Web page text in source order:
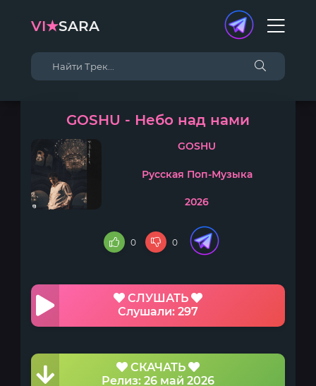
VI★SARA
GOSHU - Небо над нами
GOSHU
Русская Поп-Музыка
2026
0 0
СЛУШАТЬ
Слушали: 297
СКАЧАТЬ
Релиз: 26 май 2026